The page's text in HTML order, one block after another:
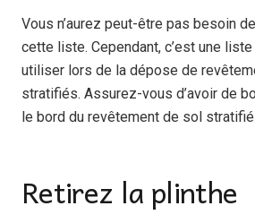
Vous n’aurez peut-être pas besoin
cette liste. Cependant, c’est une
utiliser lors de la dépose de
stratifiés. Assurez-vous d’avoir de
le bord du revêtement de sol
Retirez la plinthe